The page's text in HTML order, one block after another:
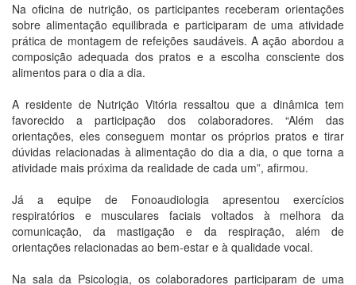
Na oficina de nutrição, os participantes receberam orientações
sobre alimentação equilibrada e participaram de uma atividade
prática de montagem de refeições saudáveis. A ação abordou a
composição adequada dos pratos e a escolha consciente dos
alimentos para o dia a dia.
A residente de Nutrição Vitória ressaltou que a dinâmica tem
favorecido a participação dos colaboradores. “Além das
orientações, eles conseguem montar os próprios pratos e tirar
dúvidas relacionadas à alimentação do dia a dia, o que torna a
atividade mais próxima da realidade de cada um”, afirmou.
Já a equipe de Fonoaudiologia apresentou exercícios
respiratórios e musculares faciais voltados à melhora da
comunicação, da mastigação e da respiração, além de
orientações relacionadas ao bem-estar e à qualidade vocal.
Na sala da Psicologia, os colaboradores participaram de uma